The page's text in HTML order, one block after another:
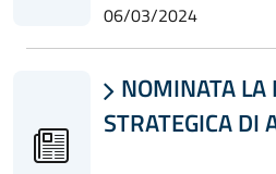
06/03/2024
 NOMINATA LA
STRATEGICA DI